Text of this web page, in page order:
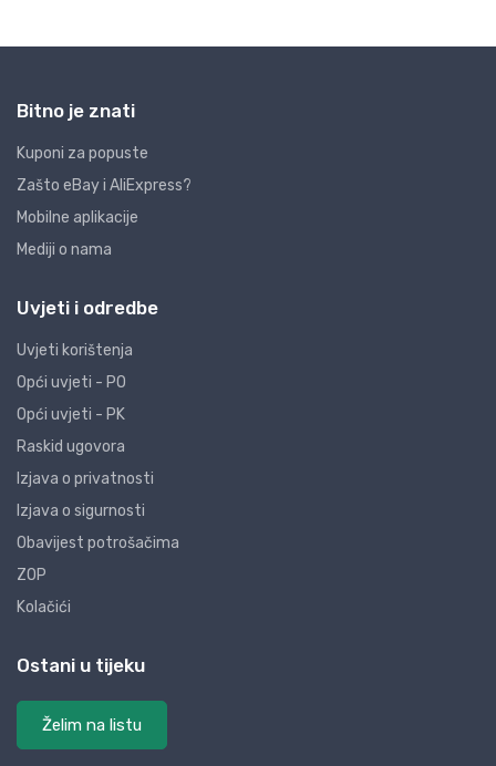
Bitno je znati
Kuponi za popuste
Zašto eBay i AliExpress?
Mobilne aplikacije
Mediji o nama
Uvjeti i odredbe
Uvjeti korištenja
Opći uvjeti - PO
Opći uvjeti - PK
Raskid ugovora
Izjava o privatnosti
Izjava o sigurnosti
Obavijest potrošačima
ZOP
Kolačići
Ostani u tijeku
Želim na listu